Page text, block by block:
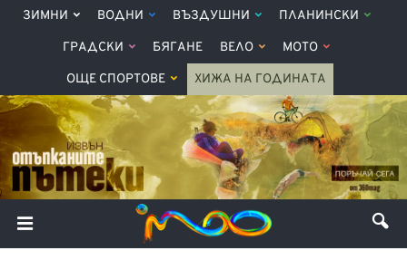
ЗИМНИ ВОДНИ ВЪЗДУШНИ ПЛАНИНСКИ
ГРАДСКИ БЯГАНЕ ВЕЛО МОТО
ОЩЕ СПОРТОВЕ ХИЖА НА ГОДИНАТА